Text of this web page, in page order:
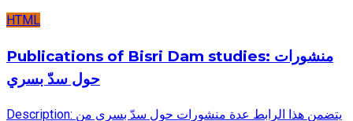
HTML
Publications of Bisri Dam studies: منشورات
حول سدّ بسري
Description: يتضمن هذا الرابط عدة منشورات حول سدّ بسري من